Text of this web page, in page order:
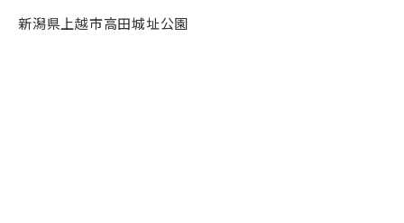
新潟県上越市高田城址公園